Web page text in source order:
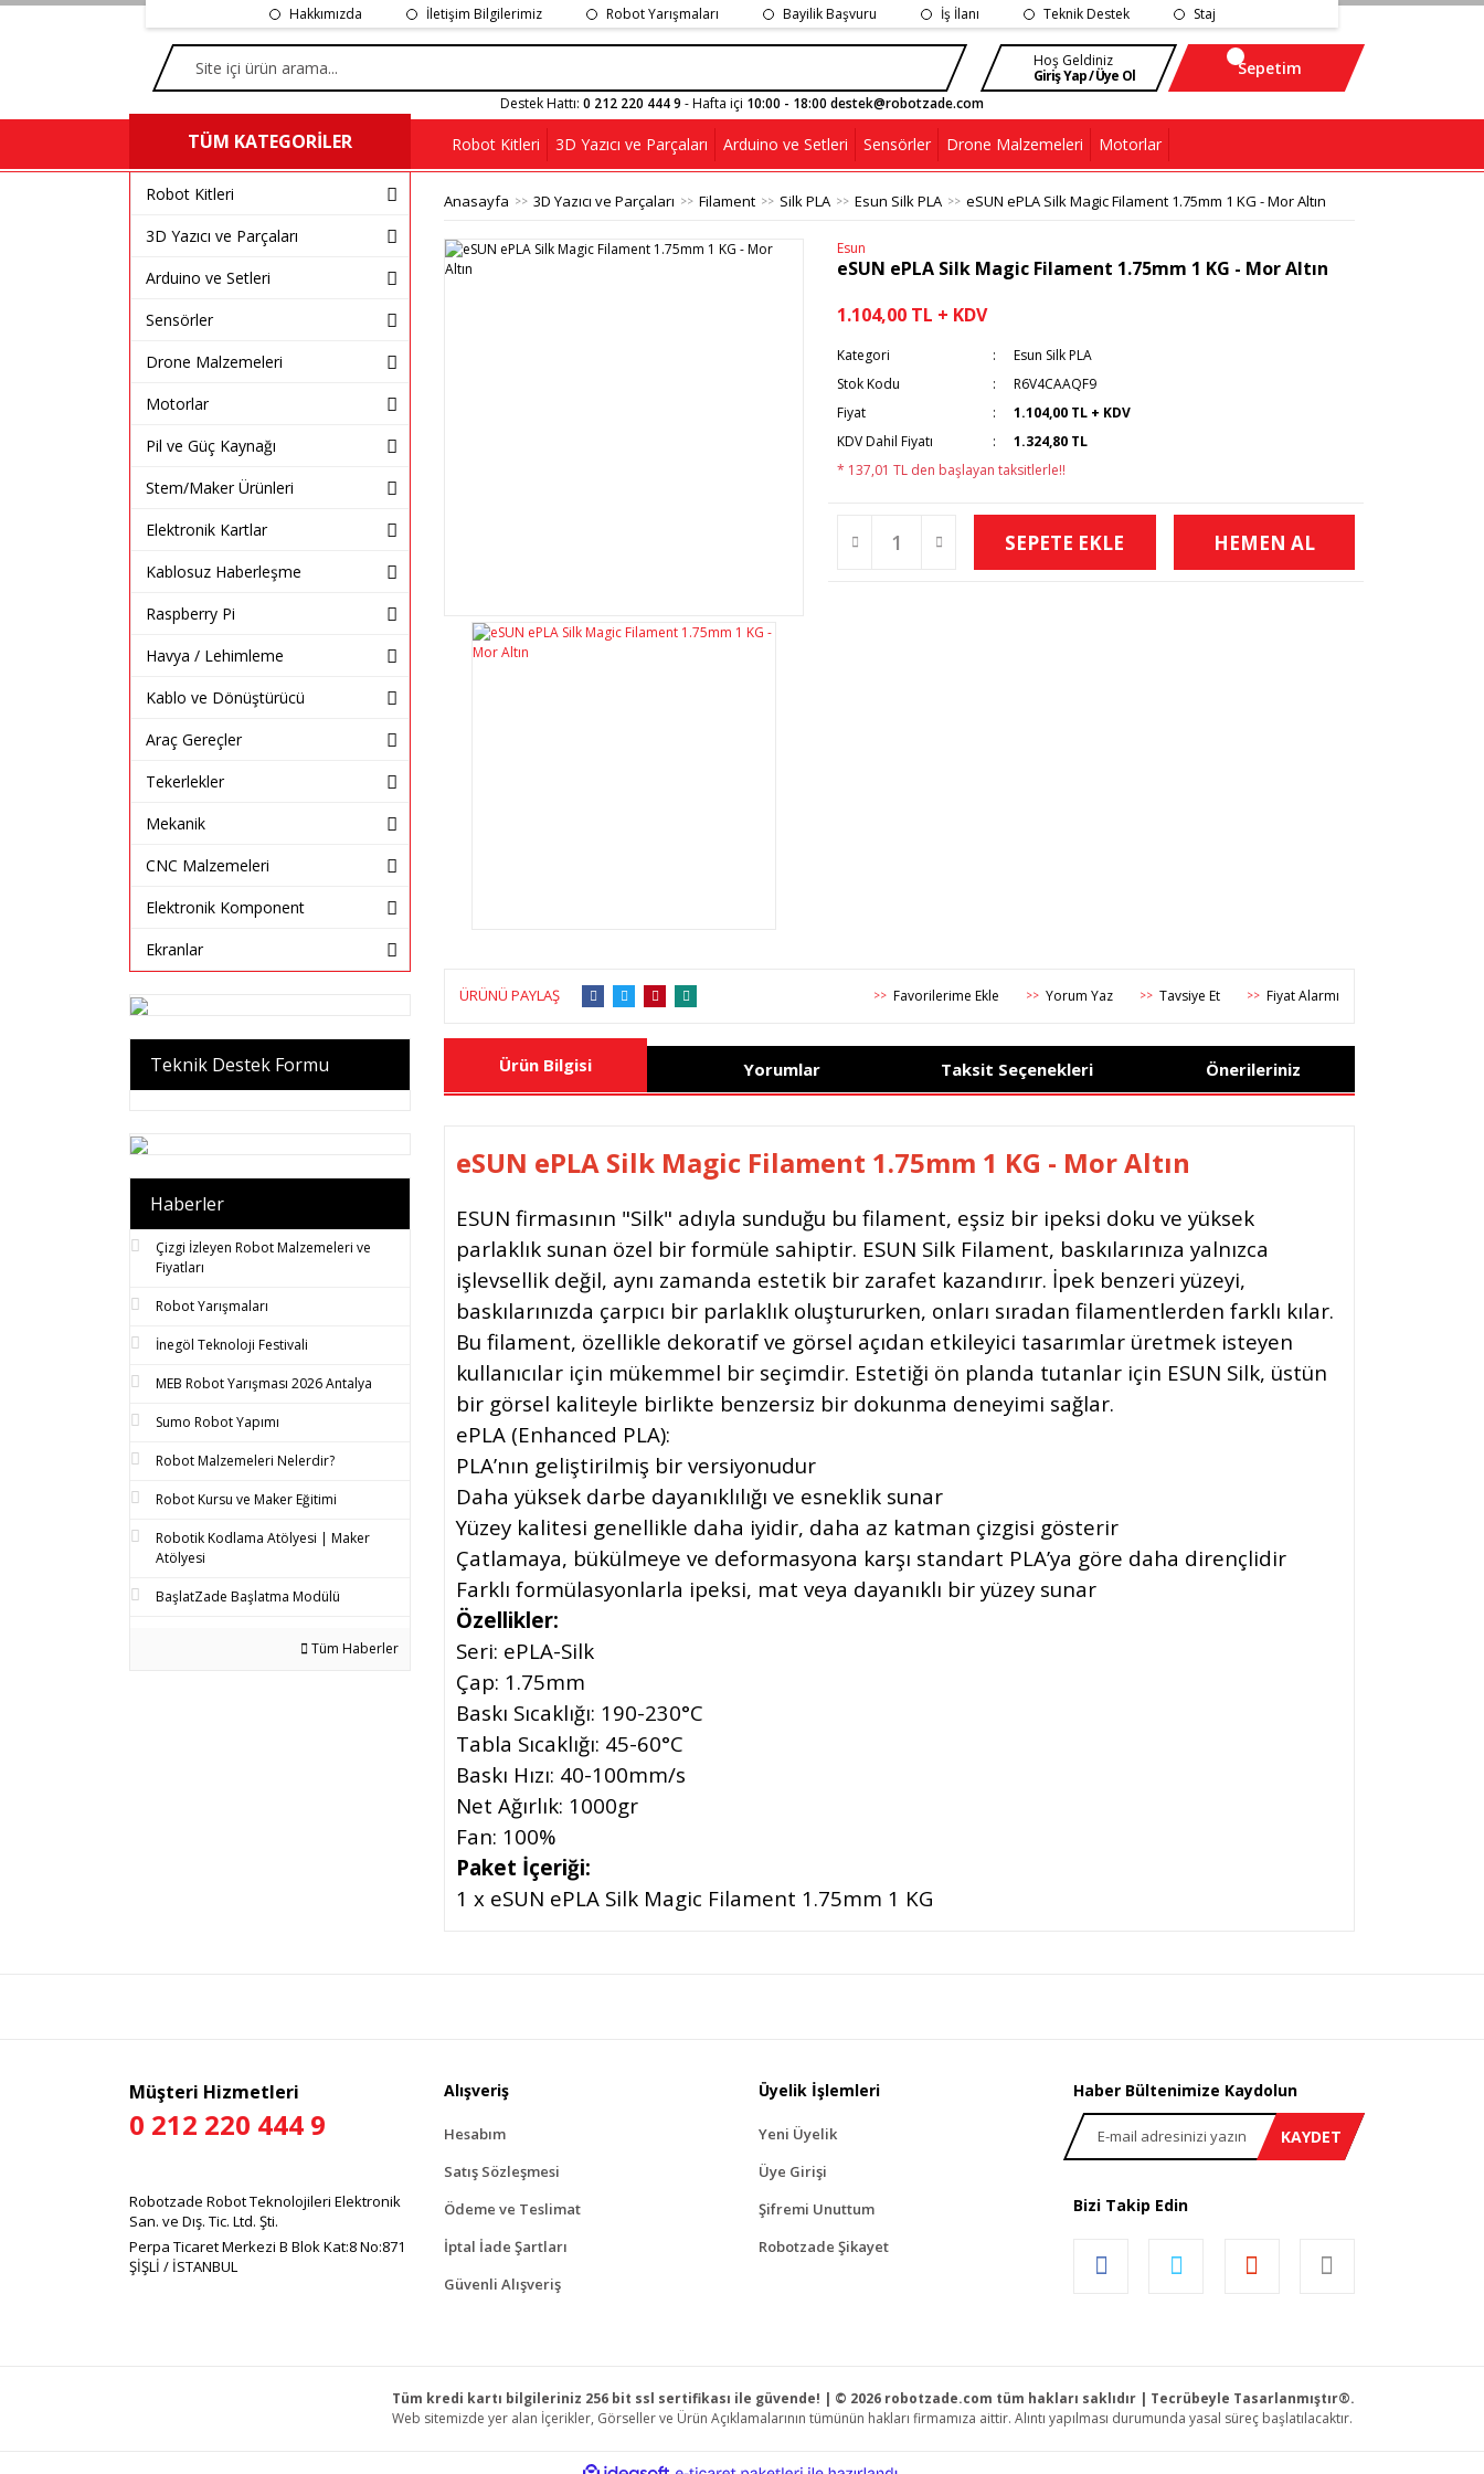
Hakkımızda İletişim Bilgilerimiz Robot Yarışmaları Bayilik Başvuru İş İlanı Teknik Destek Staj
Hoş Geldiniz
Giriş Yap / Üye Ol
Sepetim
Destek Hattı: 0 212 220 444 9 - Hafta içi 10:00 - 18:00 destek@robotzade.com
TÜM KATEGORİLER Robot Kitleri 3D Yazıcı ve Parçaları Arduino ve Setleri Sensörler Drone Malzemeleri Motorlar
Robot Kitleri
3D Yazıcı ve Parçaları
Arduino ve Setleri
Sensörler
Drone Malzemeleri
Motorlar
Pil ve Güç Kaynağı
Stem/Maker Ürünleri
Elektronik Kartlar
Kablosuz Haberleşme
Raspberry Pi
Havya / Lehimleme
Kablo ve Dönüştürücü
Araç Gereçler
Tekerlekler
Mekanik
CNC Malzemeleri
Elektronik Komponent
Ekranlar
Teknik Destek Formu
Haberler
Çizgi İzleyen Robot Malzemeleri ve
Fiyatları
Robot Yarışmaları
İnegöl Teknoloji Festivali
MEB Robot Yarışması 2026 Antalya
Sumo Robot Yapımı
Robot Malzemeleri Nelerdir?
Robot Kursu ve Maker Eğitimi
Robotik Kodlama Atölyesi | Maker
Atölyesi
BaşlatZade Başlatma Modülü
Tüm Haberler
Anasayfa 3D Yazıcı ve Parçaları Filament Silk PLA Esun Silk PLA eSUN ePLA Silk Magic Filament 1.75mm 1 KG - Mor Altın
Esun
eSUN ePLA Silk Magic Filament 1.75mm 1 KG - Mor Altın
1.104,00 TL + KDV
Kategori
Esun Silk PLA
Stok Kodu
R6V4CAAQF9
Fiyat
1.104,00 TL + KDV
KDV Dahil Fiyatı
1.324,80 TL
* 137,01 TL den başlayan taksitlerle!!
SEPETE EKLE HEMEN AL
ÜRÜNÜ PAYLAŞ >> >> Yorum Yaz >> Tavsiye Et >> Fiyat Alarmı
Ürün Bilgisi Yorumlar Taksit Seçenekleri Önerileriniz
eSUN ePLA Silk Magic Filament 1.75mm 1 KG - Mor Altın
ESUN firmasının "Silk" adıyla sunduğu bu filament, eşsiz bir ipeksi doku ve yüksek
parlaklık sunan özel bir formüle sahiptir. ESUN Silk Filament, baskılarınıza yalnızca
işlevsellik değil, aynı zamanda estetik bir zarafet kazandırır. İpek benzeri yüzeyi,
baskılarınızda çarpıcı bir parlaklık oluştururken, onları sıradan filamentlerden farklı kılar.
Bu filament, özellikle dekoratif ve görsel açıdan etkileyici tasarımlar üretmek isteyen
kullanıcılar için mükemmel bir seçimdir. Estetiği ön planda tutanlar için ESUN Silk, üstün
bir görsel kaliteyle birlikte benzersiz bir dokunma deneyimi sağlar.
ePLA (Enhanced PLA):
PLA’nın geliştirilmiş bir versiyonudur
Daha yüksek darbe dayanıklılığı ve esneklik sunar
Yüzey kalitesi genellikle daha iyidir, daha az katman çizgisi gösterir
Çatlamaya, bükülmeye ve deformasyona karşı standart PLA’ya göre daha dirençlidir
Farklı formülasyonlarla ipeksi, mat veya dayanıklı bir yüzey sunar
Özellikler:
Seri: ePLA-Silk
Çap: 1.75mm
Baskı Sıcaklığı: 190-230°C
Tabla Sıcaklığı: 45-60°C
Baskı Hızı: 40-100mm/s
Net Ağırlık: 1000gr
Fan: 100%
Paket İçeriği:
1 x eSUN ePLA Silk Magic Filament 1.75mm 1 KG
Ürün açıklamasında eksik bilgiler bulunuyor.
Bu ürüne benzer farklı alternatifler olmalı.
Müşteri Hizmetleri
0 212 220 444 9
Robotzade Robot Teknolojileri Elektronik
San. ve Dış. Tic. Ltd. Şti.
Perpa Ticaret Merkezi B Blok Kat:8 No:871
ŞİŞLİ / İSTANBUL
Alışveriş
Hesabım
Satış Sözleşmesi
Ödeme ve Teslimat
İptal İade Şartları
Güvenli Alışveriş
Üyelik İşlemleri
Yeni Üyelik
Üye Girişi
Şifremi Unuttum
Robotzade Şikayet
Haber Bültenimize Kaydolun
KAYDET
Bizi Takip Edin
Tüm kredi kartı bilgileriniz 256 bit ssl sertifikası ile güvende! | © 2026 robotzade.com tüm hakları saklıdır | Tecrübeyle Tasarlanmıştır®.
Web sitemizde yer alan İçerikler, Görseller ve Ürün Açıklamalarının tümünün hakları firmamıza aittir. Alıntı yapılması durumunda yasal süreç başlatılacaktır.